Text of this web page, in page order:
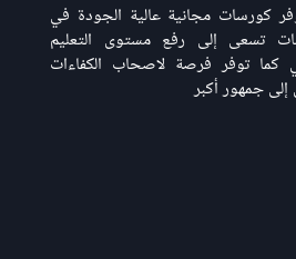
كورسات مجانية عالية الجودة في
تسعى إلى رفع مستوى التعليم
كما توفر فرصة لاصحاب الكفاءات
جمهور أكبر